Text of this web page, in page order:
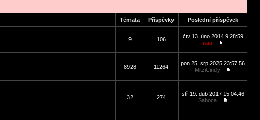
Témata Příspěvky Poslední příspěvek
9 106
čtv 13. úno 2014 9:28:59
raia
8928 11264
pon 25. srp 2025 23:57:56
MitziCindy
32 274
stř 19. dub 2017 15:04:46
Saboca